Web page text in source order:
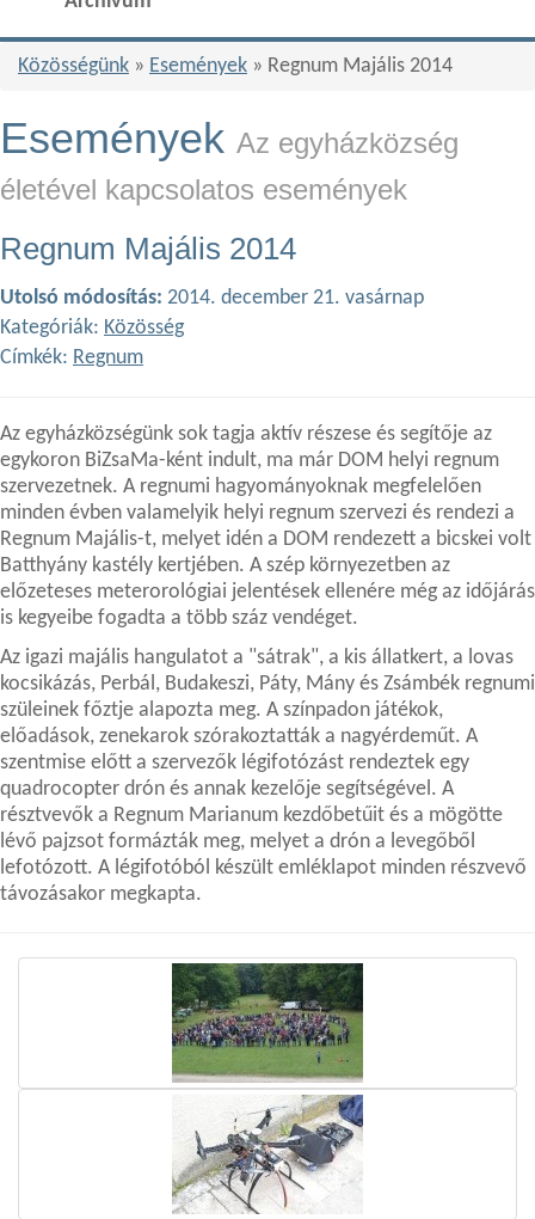
Közösségünk » Események » Regnum Majális 2014
Események Az egyházközség
életével kapcsolatos események
Regnum Majális 2014
Utolsó módosítás: 2014. december 21. vasárnap
Kategóriák: Közösség
Címkék: Regnum
Az egyházközségünk sok tagja aktív részese és segítője az
egykoron BiZsaMa-ként indult, ma már DOM helyi regnum
szervezetnek. A regnumi hagyományoknak megfelelően
minden évben valamelyik helyi regnum szervezi és rendezi a
Regnum Majális-t, melyet idén a DOM rendezett a bicskei volt
Batthyány kastély kertjében. A szép környezetben az
előzeteses meterorológiai jelentések ellenére még az időjárás
is kegyeibe fogadta a több száz vendéget.
Az igazi majális hangulatot a "sátrak", a kis állatkert, a lovas
kocsikázás, Perbál, Budakeszi, Páty, Mány és Zsámbék regnumi
szüleinek főztje alapozta meg. A színpadon játékok,
előadások, zenekarok szórakoztatták a nagyérdeműt. A
szentmise előtt a szervezők légifotózást rendeztek egy
quadrocopter drón és annak kezelője segítségével. A
résztvevők a Regnum Marianum kezdőbetűit és a mögötte
lévő pajzsot formázták meg, melyet a drón a levegőből
lefotózott. A légifotóból készült emléklapot minden részvevő
távozásakor megkapta.